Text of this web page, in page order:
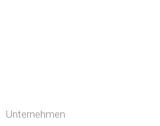
Unternehmen